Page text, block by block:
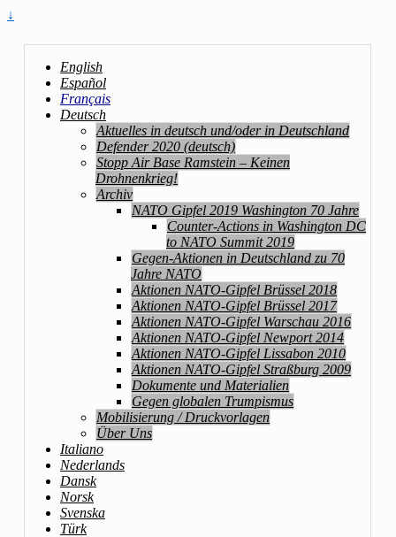
↓
English
Español
Français
Deutsch
Aktuelles in deutsch und/oder in Deutschland
Defender 2020 (deutsch)
Stopp Air Base Ramstein – Keinen
Drohnenkrieg!
Archiv
NATO Gipfel 2019 Washington 70 Jahre
Counter-Actions in Washington DC
to NATO Summit 2019
Gegen-Aktionen in Deutschland zu 70
Jahre NATO
Aktionen NATO-Gipfel Brüssel 2018
Aktionen NATO-Gipfel Brüssel 2017
Aktionen NATO-Gipfel Warschau 2016
Aktionen NATO-Gipfel Newport 2014
Aktionen NATO-Gipfel Lissabon 2010
Aktionen NATO-Gipfel Straßburg 2009
Dokumente und Materialien
Gegen globalen Trumpismus
Mobilisierung / Druckvorlagen
Über Uns
Italiano
Nederlands
Dansk
Norsk
Svenska
Türk